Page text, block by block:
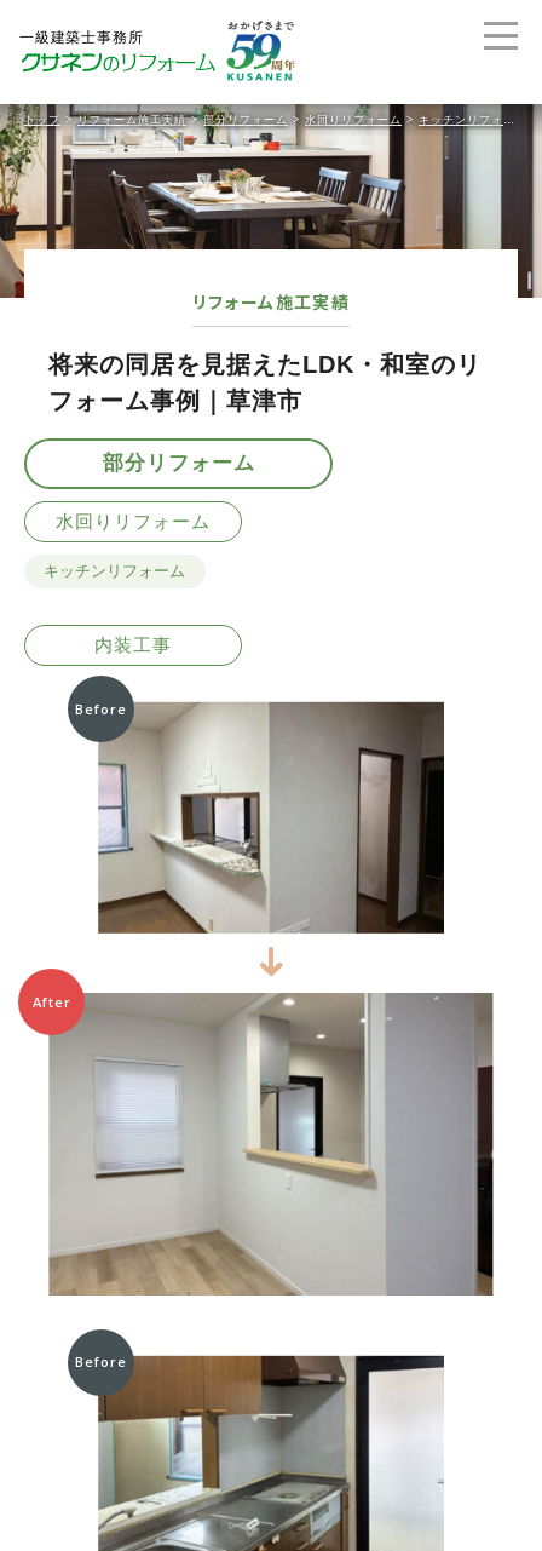
トップ >リフォーム施工実績>部分リフォーム > 水回りリフォーム > キッチンリフォーム
リフォーム施工実績
将来の同居を見据えたLDK・和室のリ
フォーム事例｜草津市
部分リフォーム
水回りリフォーム
キッチンリフォーム
内装工事
Before
After
Before